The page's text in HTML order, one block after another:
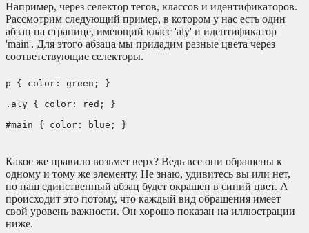
Например, через селектор тегов, классов и идентификаторов.
Рассмотрим следующий пример, в котором у нас есть один
абзац на странице, имеющий класс 'aly' и идентификатор
'main'. Для этого абзаца мы придадим разные цвета через
соответствующие селекторы.
p { color: green; }
.aly { color: red; }
#main { color: blue; }
Какое же правило возьмет верх? Ведь все они обращены к
одному и тому же элементу. Не знаю, удивитесь вы или нет,
но наш единственный абзац будет окрашен в синий цвет. А
происходит это потому, что каждый вид обращения имеет
свой уровень важности. Он хорошо показан на иллюстрации
ниже.